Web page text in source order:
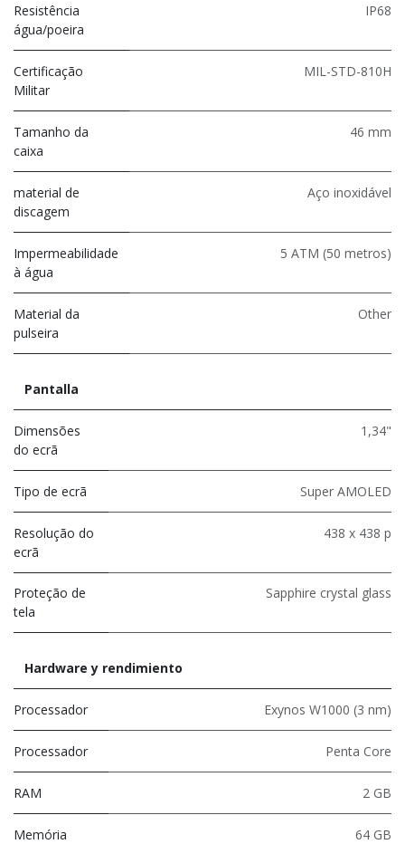
Resistência
água/poeira
IP68
Certificação
Militar
MIL-STD-810H
Tamanho da
caixa
46 mm
material de
discagem
Aço inoxidável
Impermeabilidade
à água
5 ATM (50 metros)
Material da
pulseira
Other
Pantalla
Dimensões
do ecrã
1,34"
Tipo de ecrã Super AMOLED
Resolução do
ecrã
438 x 438 p
Proteção de
tela
Sapphire crystal glass
Hardware y rendimiento
Processador Exynos W1000 (3 nm)
Processador Penta Core
RAM 2 GB
Memória 64 GB